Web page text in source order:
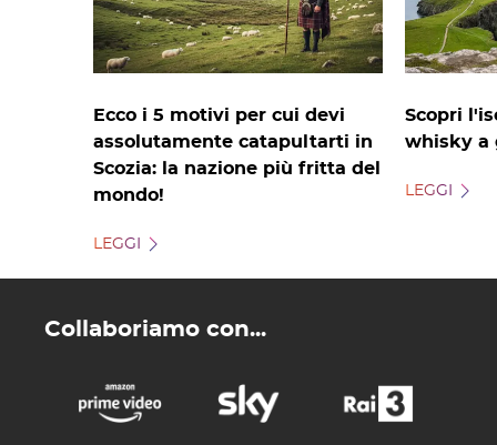
Ecco i 5 motivi per cui devi
assolutamente catapultarti in
Scozia: la nazione più fritta del
mondo!
LEGGI
Scopri
whisky a
LEGGI
Collaboriamo con...